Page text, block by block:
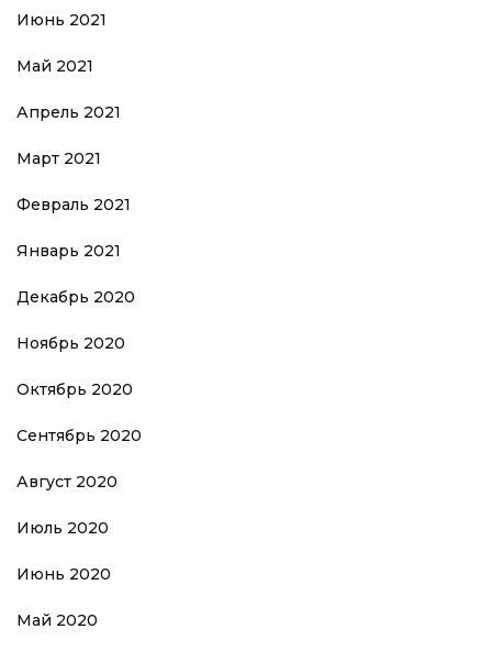
Июнь 2021
Май 2021
Апрель 2021
Март 2021
Февраль 2021
Январь 2021
Декабрь 2020
Ноябрь 2020
Октябрь 2020
Сентябрь 2020
Август 2020
Июль 2020
Июнь 2020
Май 2020